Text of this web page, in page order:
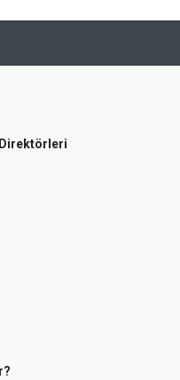
Direktörleri